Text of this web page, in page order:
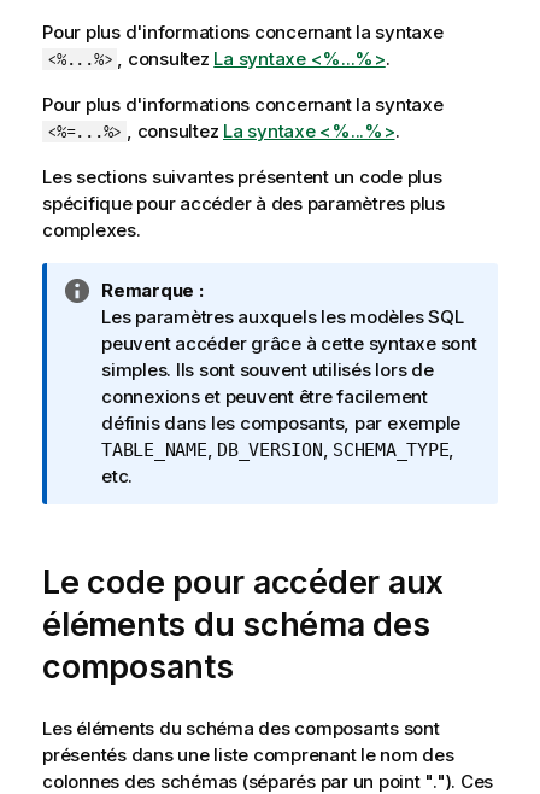
Pour plus d'informations concernant la syntaxe
<%...%> , consultez La syntaxe <%...%>.
Pour plus d'informations concernant la syntaxe
<%=...%> , consultez La syntaxe <%...%>.
Les sections suivantes présentent un code plus
spécifique pour accéder à des paramètres plus
complexes.
N
o
t
e
I
n
f
o
t
o
n
Remarque :
Les paramètres auxquels les modèles SQL
peuvent accéder grâce à cette syntaxe sont
simples. Ils sont souvent utilisés lors de
connexions et peuvent être facilement
définis dans les composants, par exemple
TABLE_NAME, DB_VERSION, SCHEMA_TYPE,
etc.
Le code pour accéder aux
éléments du schéma des
composants
Les éléments du schéma des composants sont
présentés dans une liste comprenant le nom des
colonnes des schémas (séparés par un point "."). Ces